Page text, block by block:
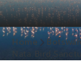
Home